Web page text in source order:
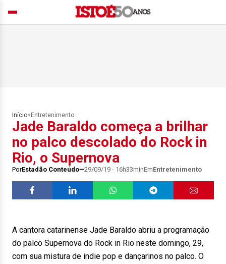
Início> Entretenimento
Jade Baraldo começa a brilhar
no palco descolado do Rock in
Rio, o Supernova
PorEstadão Conteúdo 29/09/19 - 16h33minEmEntretenimento
A cantora catarinense Jade Baraldo abriu a programação
do palco Supernova do Rock in Rio neste domingo, 29,
com sua mistura de indie pop e dançarinos no palco. O